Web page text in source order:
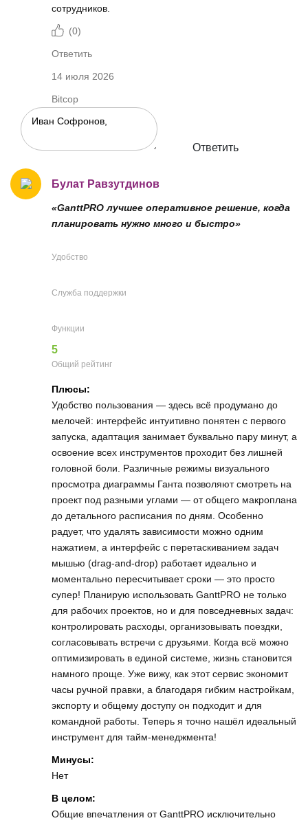
сотрудников.
(0)
Ответить
14 июля 2026
Bitcop
Ответить
Булат Равзутдинов
«GanttPRO лучшее оперативное решение, когда
планировать нужно много и быстро»
Удобство
Служба поддержки
Функции
5
Общий рейтинг
Плюсы:
Удобство пользования — здесь всё продумано до
мелочей: интерфейс интуитивно понятен с первого
запуска, адаптация занимает буквально пару минут, а
освоение всех инструментов проходит без лишней
головной боли. Различные режимы визуального
просмотра диаграммы Ганта позволяют смотреть на
проект под разными углами — от общего макроплана
до детального расписания по дням. Особенно
радует, что удалять зависимости можно одним
нажатием, а интерфейс с перетаскиванием задач
мышью (drag‑and‑drop) работает идеально и
моментально пересчитывает сроки — это просто
супер! Планирую использовать GanttPRO не только
для рабочих проектов, но и для повседневных задач:
контролировать расходы, организовывать поездки,
согласовывать встречи с друзьями. Когда всё можно
оптимизировать в единой системе, жизнь становится
намного проще. Уже вижу, как этот сервис экономит
часы ручной правки, а благодаря гибким настройкам,
экспорту и общему доступу он подходит и для
командной работы. Теперь я точно нашёл идеальный
инструмент для тайм-менеджмента!
Минусы:
Нет
В целом:
Общие впечатления от GanttPRO исключительно